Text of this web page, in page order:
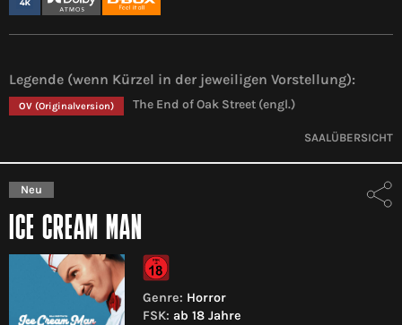
Legende (wenn Kürzel in der jeweiligen Vorstellung):
OV (Originalversion) The End of Oak Street (engl.)
SAALÜBERSICHT
Neu
ICE CREAM MAN
Genre: Horror
FSK: ab 18 Jahre